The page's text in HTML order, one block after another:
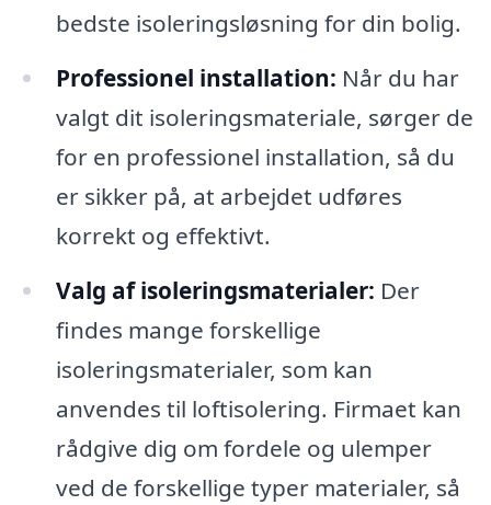
bedste isoleringsløsning for din bolig.
Professionel installation: Når du har
valgt dit isoleringsmateriale, sørger de
for en professionel installation, så du
er sikker på, at arbejdet udføres
korrekt og effektivt.
Valg af isoleringsmaterialer: Der
findes mange forskellige
isoleringsmaterialer, som kan
anvendes til loftisolering. Firmaet kan
rådgive dig om fordele og ulemper
ved de forskellige typer materialer, så